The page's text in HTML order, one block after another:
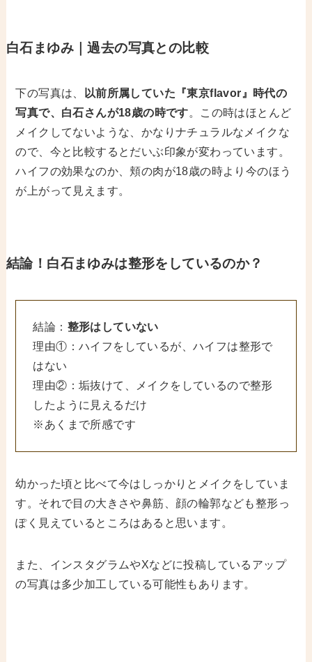
白石まゆみ｜過去の写真との比較
下の写真は、
以前所属していた『東京flavor』時代の
写真で、白石さんが18歳の時です。この時はほとんど
メイクしてないような、かなりナチュラルなメイクな
ので、今と比較するとだいぶ印象が変わっています。
ハイフの効果なのか、頬の肉が18歳の時より今のほう
が上がって見えます。
結論！白石まゆみは整形をしているのか？
結論： 整形はしていない
理由①：ハイフをしているが、ハイフは整形で
はない
理由②：垢抜けて、メイクをしているので整形
したように見えるだけ
※あくまで所感です
幼かった頃と比べて今はしっかりとメイクをしていま
す。それで目の大きさや鼻筋、顔の輪郭なども整形っ
ぽく見えているところはあると思います。
また、インスタグラムやXなどに投稿しているアップ
の写真は多少加工している可能性もあります。